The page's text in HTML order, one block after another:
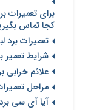
برای تعمیرات
کجا تماس
تعمیرات
شرایط تعمیر
علائم خرابی
مراحل
آیا آی سی